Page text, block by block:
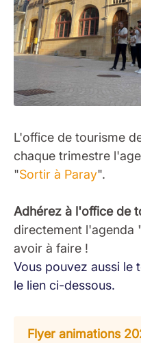
L'office de tourisme
chaque trimestre
"Sortir à Paray".
Adhérez à l'office de
directement l'agenda
avoir à faire !
Vous pouvez aussi le
le lien ci-dessous.
Flyer animations